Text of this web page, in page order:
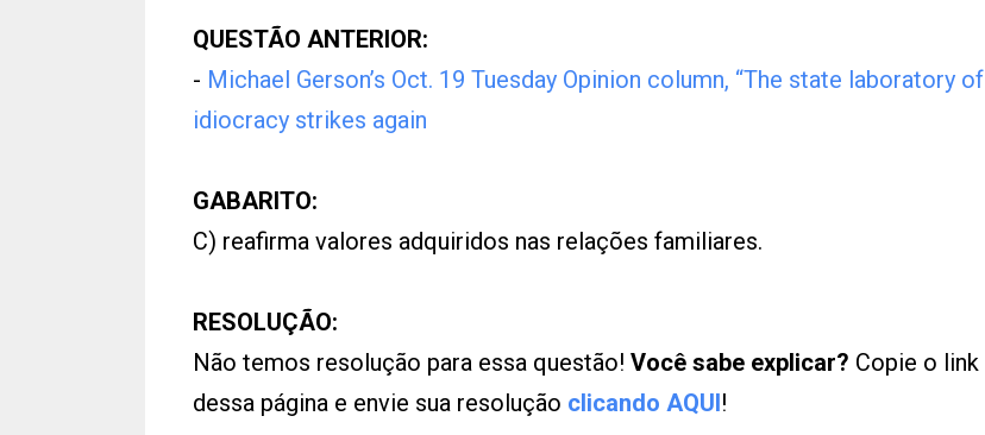
QUESTÃO ANTERIOR:
- Michael Gerson’s Oct. 19 Tuesday Opinion column, “The state laboratory of
idiocracy strikes again
GABARITO:
C) reafirma valores adquiridos nas relações familiares.
RESOLUÇÃO:
Não temos resolução para essa questão! Você sabe explicar? Copie o link
dessa página e envie sua resolução clicando AQUI!